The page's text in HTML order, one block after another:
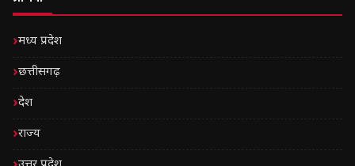
मध्य प्रदेश
छत्तीसगढ़
देश
राज्य